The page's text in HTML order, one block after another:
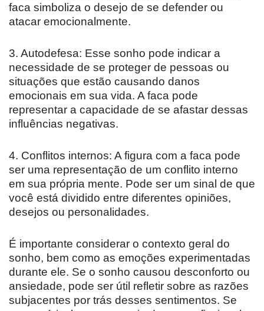
faca simboliza o desejo de se defender ou
atacar emocionalmente.
3. Autodefesa: Esse sonho pode indicar a
necessidade de se proteger de pessoas ou
situações que estão causando danos
emocionais em sua vida. A faca pode
representar a capacidade de se afastar dessas
influências negativas.
4. Conflitos internos: A figura com a faca pode
ser uma representação de um conflito interno
em sua própria mente. Pode ser um sinal de que
você está dividido entre diferentes opiniões,
desejos ou personalidades.
É importante considerar o contexto geral do
sonho, bem como as emoções experimentadas
durante ele. Se o sonho causou desconforto ou
ansiedade, pode ser útil refletir sobre as razões
subjacentes por trás desses sentimentos. Se